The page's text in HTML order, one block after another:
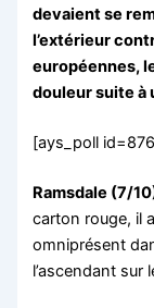
devaient se
l’extérieur
européennes,
douleur suite à
[ays_poll
Ramsdale (7/
carton rouge, il
omniprésent
l’ascendant sur